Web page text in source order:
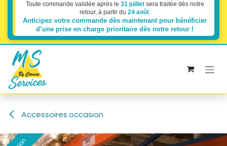
Toute commande validée après le 31 juilletsera traitée dès notre
retour, à partir du 24 août.
Anticipez votre commande dès maintenant pour bénéficier
d’une prise en charge prioritaire dès notre retour !
Se rendre au contenu
Accessoires occasion